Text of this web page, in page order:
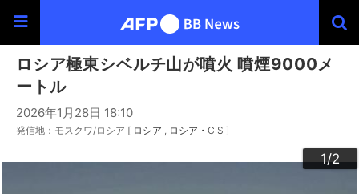
ロシア極東シベルチ山が噴火 噴煙9000メ
ートル
2026年1月28日 18:10
発信地：モスクワ/ロシア [ ロシア ロシア・CIS ]
1/2
2/2